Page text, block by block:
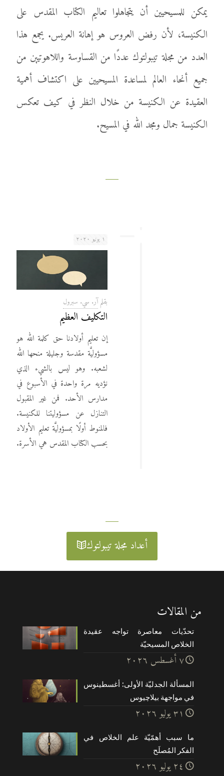
يمكن للمسيحيين أن يتجاهلوا تعاليم الكتاب المقدس على
الكنيسة، لأن رفض العروس هو إهانة العريس. يجمع هذا
العدد من مجلة تيبولتوك عددًا من القساوسة واللاهوتيين من
جميع أنحاء العالم لمساعدة المسيحيين على اكتشاف أهمية
العقيدة عن الكنيسة من خلال النظر في كيف تعكس
الكنيسة جمال ومجد الله في المسيح.
۱ يونيو ۲۰۲۰
بقلمآر. سي. سبرول
التكليف العظيم
إن تعليم أولادنا حق كلمة الله هو
مسؤوليَّة مقدسة وجليلة منحها الله
لشعبه. وهو ليس بالشيء الذي
نؤديه مرة واحدة في الأسبوع في
مدارس الأحد. فمن غير المقبول
التنازل عن مسؤوليتنا للكنيسة.
فالمنوط أولًا بمسؤوليَّة تعليم الأولاد
بحسب الكتاب المقدس هي الأسرة.
أعداد مجلة تيبولتوك
من المقالات
تحدّيات معاصرة تواجه عقيدة
الخلاص المسيحيّة
۷ أغسطس ۲۰۲٦
المسألة الجدليّة الأولى: أغسطينوس
في مواجهة بيلاچيوس
۳۱ يوليو ۲۰۲٦
ما سبب أهمّيّة علم الخلاص في
الفكر المُصلَح
۲٤ يوليو ۲۰۲٦